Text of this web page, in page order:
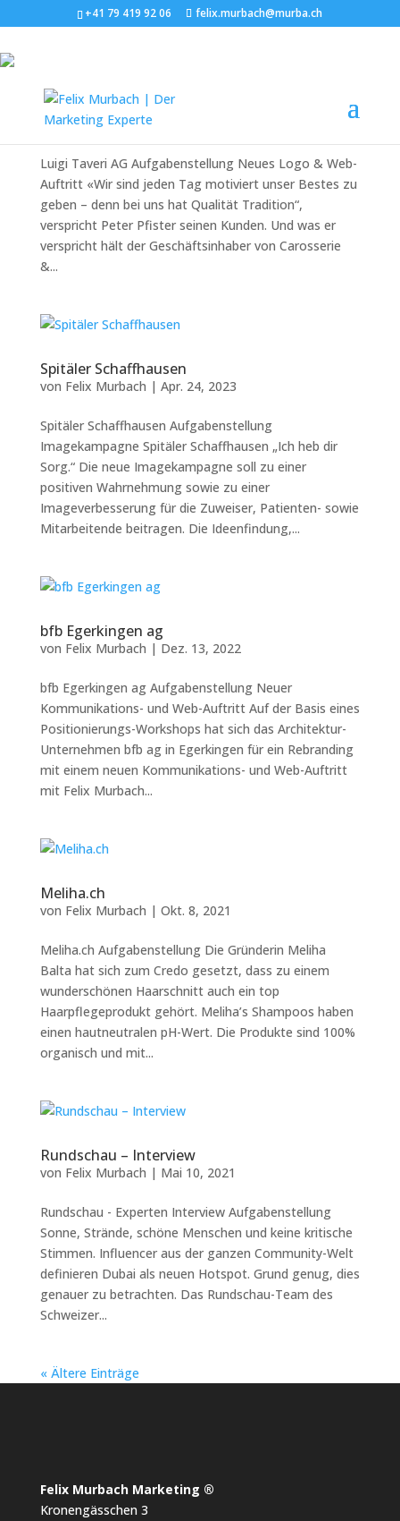
+41 79 419 92 06 felix.murbach@murba.ch
Luigi Taveri AG
vonFelix Murbach|
Luigi Taveri AG Aufgabenstellung Neues Logo & Web-
Auftritt «Wir sind jeden Tag motiviert unser Bestes zu
geben – denn bei uns hat Qualität Tradition“,
verspricht Peter Pfister seinen Kunden. Und was er
verspricht hält der Geschäftsinhaber von Carosserie
&...
Spitäler Schaffhausen
von Felix Murbach | Apr. 24, 2023
Spitäler Schaffhausen Aufgabenstellung
Imagekampagne Spitäler Schaffhausen „Ich heb dir
Sorg.“ Die neue Imagekampagne soll zu einer
positiven Wahrnehmung sowie zu einer
Imageverbesserung für die Zuweiser, Patienten- sowie
Mitarbeitende beitragen. Die Ideenfindung,...
bfb Egerkingen ag
von Felix Murbach | Dez. 13, 2022
bfb Egerkingen ag Aufgabenstellung Neuer
Kommunikations- und Web-Auftritt Auf der Basis eines
Positionierungs-Workshops hat sich das Architektur-
Unternehmen bfb ag in Egerkingen für ein Rebranding
mit einem neuen Kommunikations- und Web-Auftritt
mit Felix Murbach...
Meliha.ch
von Felix Murbach | Okt. 8, 2021
Meliha.ch Aufgabenstellung Die Gründerin Meliha
Balta hat sich zum Credo gesetzt, dass zu einem
wunderschönen Haarschnitt auch ein top
Haarpflegeprodukt gehört. Meliha’s Shampoos haben
einen hautneutralen pH-Wert. Die Produkte sind 100%
organisch und mit...
Rundschau – Interview
von Felix Murbach | Mai 10, 2021
Rundschau - Experten Interview Aufgabenstellung
Sonne, Strände, schöne Menschen und keine kritische
Stimmen. Influencer aus der ganzen Community-Welt
definieren Dubai als neuen Hotspot. Grund genug, dies
genauer zu betrachten. Das Rundschau-Team des
Schweizer...
« Ältere Einträge
Felix Murbach Marketing ®
Kronengässchen 3